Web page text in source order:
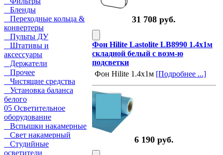
Бленды
Переходные кольца &
конвертеры
Пульты ДУ
Штативы и
аксессуары
Держатели
Прочее
Чистящие средства
Установка баланса
белого
05 Осветительное
оборудование
Вспышки накамерные
Свет накамерный
Студийные
осветители
31 708 руб.
Фон Hilite Lastolite LB8990 1.4x1м
складной белый с возм-ю
подсветки
Фон Hilite 1.4x1м [Подробнее ...]
6 190 руб.